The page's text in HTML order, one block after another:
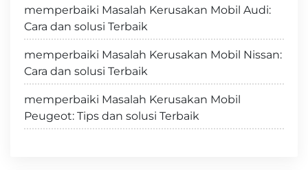
memperbaiki Masalah Kerusakan Mobil Audi:
Cara dan solusi Terbaik
memperbaiki Masalah Kerusakan Mobil Nissan:
Cara dan solusi Terbaik
memperbaiki Masalah Kerusakan Mobil
Peugeot: Tips dan solusi Terbaik